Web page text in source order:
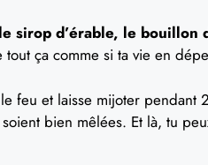
sirop d’érable, le bouillon
tout ça comme si ta vie en
feu et laisse mijoter pendant
bien mêlées. Et là, tu